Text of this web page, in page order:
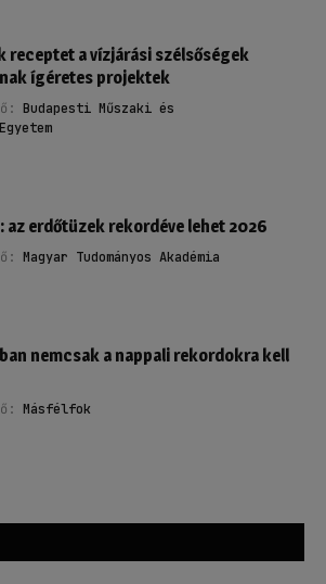
receptet a vízjárási szélsőségek
ígéretes projektek
Budapesti Műszaki és
az erdőtüzek rekordéve lehet 2026
Magyar Tudományos Akadémia
nemcsak a nappali rekordokra kell
Másfélfok